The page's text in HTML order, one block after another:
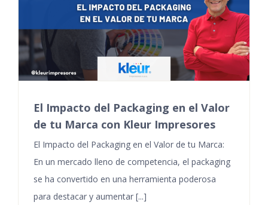
El Impacto del Packaging en el Valor
de tu Marca con Kleur Impresores
El Impacto del Packaging en el Valor de tu Marca:
En un mercado lleno de competencia, el packaging
se ha convertido en una herramienta poderosa
para destacar y aumentar [...]